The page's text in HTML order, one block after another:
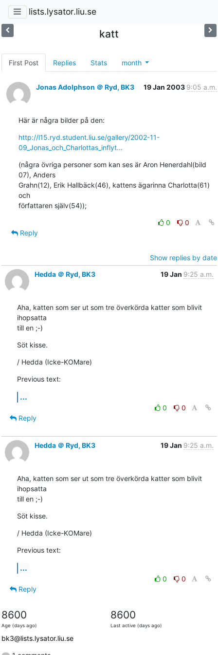
lists.lysator.liu.se
katt
First Post Replies Stats month
Jonas Adolphson ＠ Ryd, BK3 19 Jan 2003 9:05 a.m.
Här är några bilder på den:
http://l15.ryd.student.liu.se/gallery/2002-11-
09_Jonas_och_Charlottas_inflyt...
(några övriga personer som kan ses är Aron Henerdahl(bild
07), Anders
Grahn(12), Erik Hallbäck(46), kattens ägarinna Charlotta(61)
och
författaren själv(54));
0
0
Reply
Show replies by date
Hedda ＠ Ryd, BK3
19 Jan 9:25 a.m.
Aha, katten som ser ut som tre överkörda katter som blivit
ihopsatta
till en ;-)
Söt kisse.
/ Hedda (Icke-KOMare)
Previous text:
...
0
0
Reply
Hedda ＠ Ryd, BK3 19 Jan 9:25 a.m.
Aha, katten som ser ut som tre överkörda katter som blivit
ihopsatta
till en ;-)
Söt kisse.
/ Hedda (Icke-KOMare)
Previous text:
...
0
0
Reply
8600
Age (days ago)
8600
Last active (days ago)
bk3@lists.lysator.liu.se